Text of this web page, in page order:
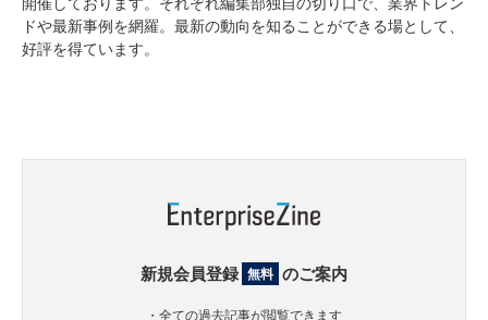
ドや最新事例を網羅。最新の動向を知ることができる場として、
好評を得ています。
新規会員登録 無料 のご案内
・全ての過去記事が閲覧できます